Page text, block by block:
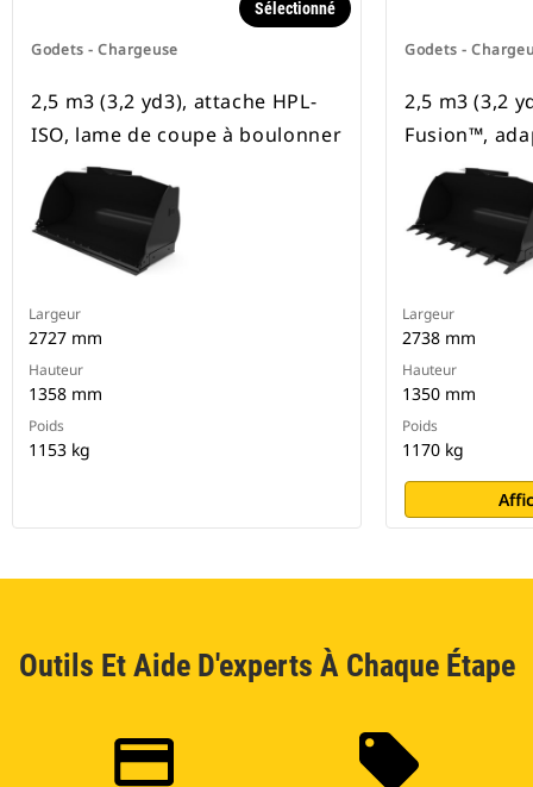
Godets - Chargeuse
Sélectionné
2,5 m3 (3,2 yd3), attache HPL-
ISO, lame de coupe à boulonner
Largeur
2727 mm
Hauteur
1358 mm
Poids
1153 kg
Godets -
2,5 m3 (3,2
Fusion™,
Largeur
2738 mm
Hauteur
1350 mm
Poids
1170 kg
Outils Et Aide D'experts À Chaque Étape